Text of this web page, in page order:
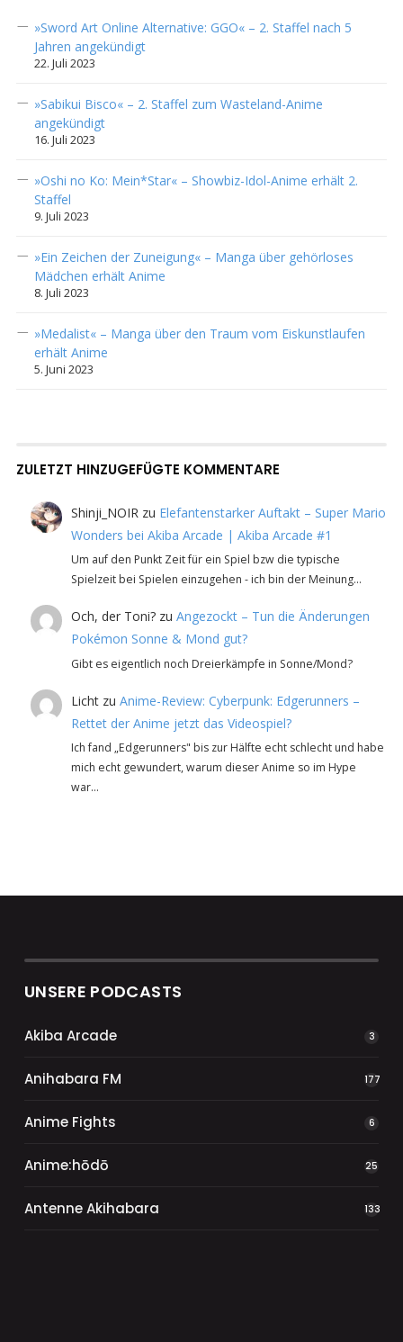
»Sword Art Online Alternative: GGO« – 2. Staffel nach 5
Jahren angekündigt
22. Juli 2023
»Sabikui Bisco« – 2. Staffel zum Wasteland-Anime
angekündigt
16. Juli 2023
»Oshi no Ko: Mein*Star« – Showbiz-Idol-Anime erhält 2.
Staffel
9. Juli 2023
»Ein Zeichen der Zuneigung« – Manga über gehörloses
Mädchen erhält Anime
8. Juli 2023
»Medalist« – Manga über den Traum vom Eiskunstlaufen
erhält Anime
5. Juni 2023
ZULETZT HINZUGEFÜGTE KOMMENTARE
Shinji_NOIR zu Elefantenstarker Auftakt – Super Mario
Wonders bei Akiba Arcade | Akiba Arcade #1
Um auf den Punkt Zeit für ein Spiel bzw die typische
Spielzeit bei Spielen einzugehen - ich bin der Meinung…
Och, der Toni? zuAngezockt – Tun die Änderungen
Pokémon Sonne & Mond gut?
Gibt es eigentlich noch Dreierkämpfe in Sonne/Mond?
Licht zuAnime-Review: Cyberpunk: Edgerunners –
Rettet der Anime jetzt das Videospiel?
Ich fand „Edgerunners" bis zur Hälfte echt schlecht und habe
mich echt gewundert, warum dieser Anime so im Hype
war…
UNSERE PODCASTS
Akiba Arcade 3
Anihabara FM 177
Anime Fights 6
Anime:hōdō 25
Antenne Akihabara 133